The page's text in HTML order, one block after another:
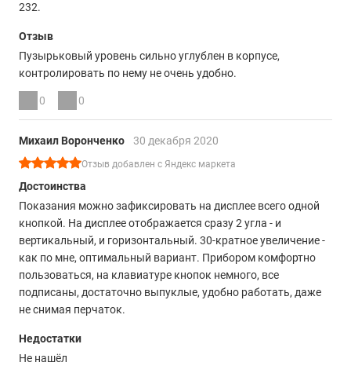
232.
Отзыв
Пузырьковый уровень сильно углублен в корпусе,
контролировать по нему не очень удобно.
0 0
Михаил Воронченко 30 декабря 2020
Отзыв добавлен с Яндекс маркета
Достоинства
Показания можно зафиксировать на дисплее всего одной
кнопкой. На дисплее отображается сразу 2 угла - и
вертикальный, и горизонтальный. 30-кратное увеличение -
как по мне, оптимальный вариант. Прибором комфортно
пользоваться, на клавиатуре кнопок немного, все
подписаны, достаточно выпуклые, удобно работать, даже
не снимая перчаток.
Недостатки
Не нашёл